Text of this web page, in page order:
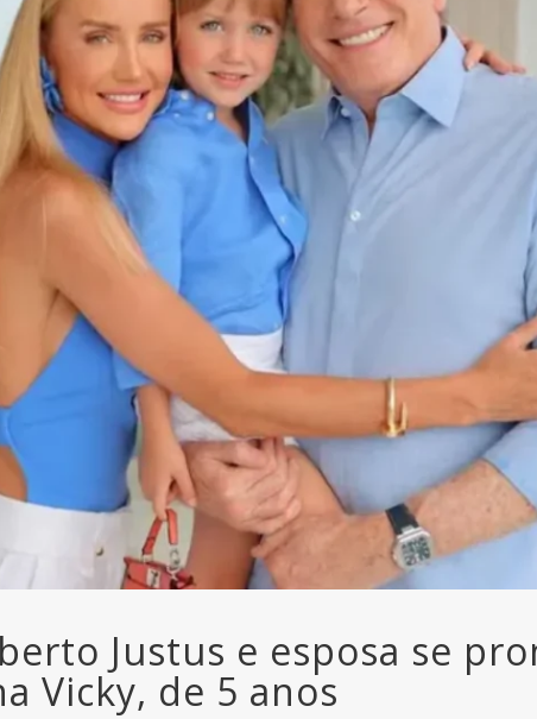
Justus e esposa se
Vicky, de 5 anos